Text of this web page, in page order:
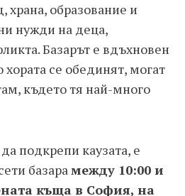
образование и
нужди на деца,
Базарът е вдъхновен
хората се обединят, могат
където тя най-много
подкрепи каузата, е
базарамежду 10:00 и
къща в София, на